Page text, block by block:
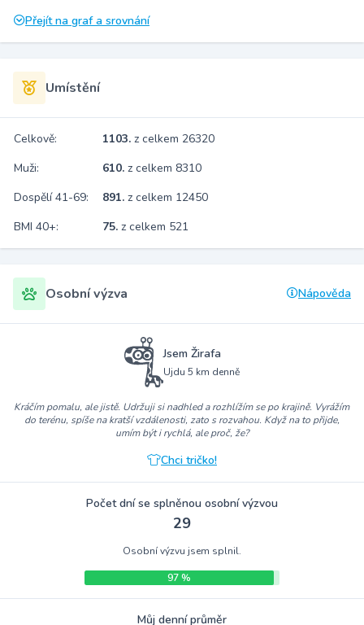
Přejít na graf a srovnání
Umístění
Celkově: 1103. z celkem 26320
Muži:
610. z celkem 8310
Dospělí 41-69:
891. z celkem 12450
BMI 40+:
75. z celkem 521
Osobní výzva Nápověda
Jsem Žirafa
Ujdu 5 km denně
Kráčím pomalu, ale jistě. Udržuji si nadhled a rozhlížím se po krajině. Vyrážím
do terénu, spíše na kratší vzdálenosti, zato s rozvahou. Když na to přijde,
umím být i rychlá, ale proč, že?
Chci tričko!
Počet dní se splněnou osobní výzvou
29
Osobní výzvu jsem splnil.
97 %
Můj denní průměr